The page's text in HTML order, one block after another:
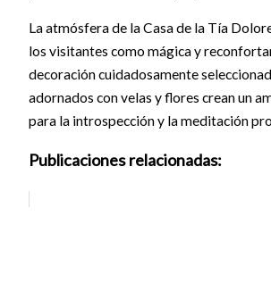
La atmósfera de la Casa de la Tía
los visitantes como mágica y
decoración cuidadosamente
adornados con velas y flores crean un
para la introspección y la meditación
Publicaciones relacionadas: